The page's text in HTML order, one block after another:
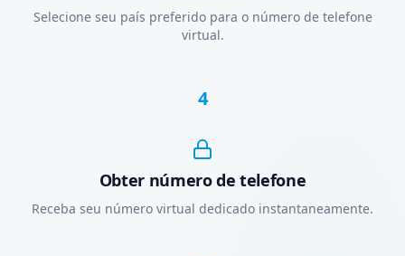
Selecione seu país preferido para o número de telefone
virtual.
4
Obter número de telefone
Receba seu número virtual dedicado instantaneamente.